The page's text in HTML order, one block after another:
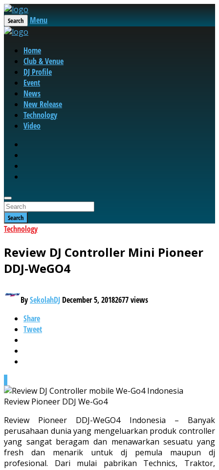
Search Menu
Home
Club & Venue
DJ Profile
Event
News
New Release
Technology
Video
Search
Technology
Review DJ Controller Mini Pioneer
DDJ-WeGO4
BySekolahDJ December 5, 20182677 views
Share
Tweet
Review Pioneer DDJ We-Go4
Review Pioneer DDJ-WeGO4 Indonesia – Banyak
perusahaan dunia yang mengeluarkan produk controller
yang sangat beragam dan menawarkan sesuatu yang
fresh dan menarik untuk dj pemula maupun dj
profesional. Dari mulai pabrikan Technics, Traktor,